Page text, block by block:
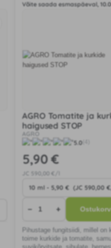
Võite saada esmaspäeval,
AGRO Tomatite ja
haigused STOP
AGRO
5.0
5,90 €
590 ,00 €/l
− +
Pihustage fungitsiidi, millel on
toime kurkide ja tomatite,